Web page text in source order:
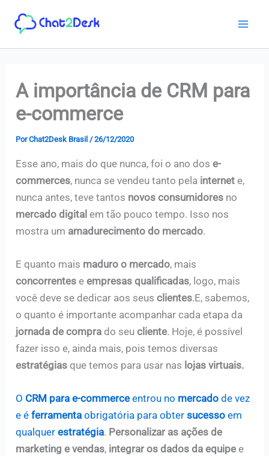
para
A importância de CRM para
e-commerce
PorChat2Desk Brasil /26/12/2020
Esse ano, mais do que nunca, foi o ano dose-
commerces, nunca se vendeu tanto pela internete,
nunca antes, teve tantos novos consumidores no
mercado digital em tão pouco tempo. Isso nos
mostra um amadurecimento do mercado.
E quanto mais maduro o mercado, mais
concorrenteseempresas qualificadas, logo, mais
você deve se dedicar aos seusclientes.E, sabemos,
o quanto é importante acompanhar cada etapa da
jornada de comprado seucliente. Hoje, é possível
fazer isso e, ainda mais, pois temos diversas
estratégiasque temos para usar nas lojas virtuais.
O CRM para e-commerce entrou no mercadode vez
e éferramenta obrigatória para obtersucessoem
qualquerestratégia. Personalizar as ações de
marketing e vendas, integrar os dados da equipe e